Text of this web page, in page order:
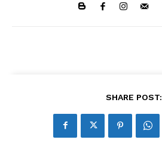
SHARE POST: